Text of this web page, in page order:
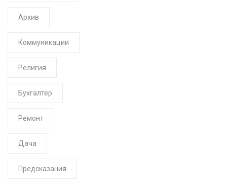
Архив
Коммуникации
Религия
Бухгалтер
Ремонт
Дача
Предсказания